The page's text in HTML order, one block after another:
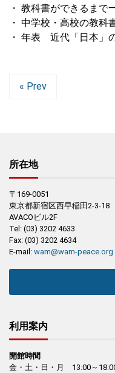
・ 教科書ができるま
・ 中学校・高校の教科
・ 年表 近代「日本」
« Prev
所在地
〒169-0051
東京都新宿区西早稲田2-3-18
AVACOビル2F
Tel: (03) 3202 4633
Fax: (03) 3202 4634
E-mail: wam@wam-peace.org
利用案内
開館時間
金・土・日・月 13:00～